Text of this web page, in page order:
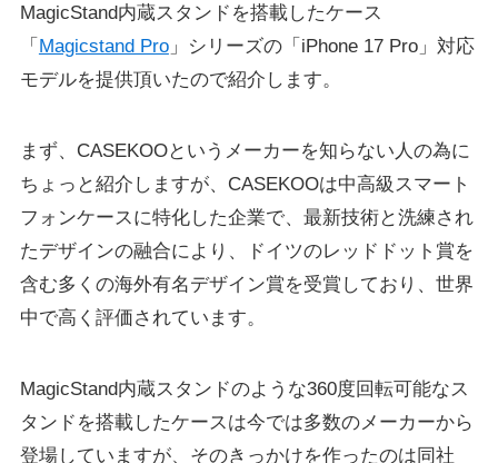
MagicStand内蔵スタンドを搭載したケース
「 Magicstand Pro」シリーズの「iPhone 17 Pro」対応
モデルを提供頂いたので紹介します。
まず、CASEKOOというメーカーを知らない人の為に
ちょっと紹介しますが、CASEKOOは中高級スマート
フォンケースに特化した企業で、最新技術と洗練され
たデザインの融合により、ドイツのレッドドット賞を
含む多くの海外有名デザイン賞を受賞しており、世界
中で高く評価されています。
MagicStand内蔵スタンドのような360度回転可能なス
タンドを搭載したケースは今では多数のメーカーから
登場していますが、そのきっかけを作ったのは同社